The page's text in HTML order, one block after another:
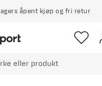
åpent kjøp og fri retur